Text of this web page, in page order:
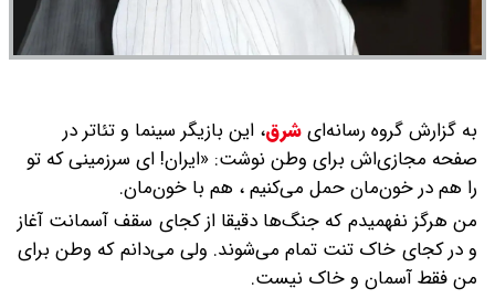
به گزارش گروه رسانه‌ایشرق، این بازیگر سینما و تئاتر در
صفحه مجازی‌اش برای وطن نوشت: «ایران!‌ ای سرزمینی که تو
را هم در خون‌مان حمل می‌کنیم ، هم با خون‌مان.
من هرگز نفهمیدم که جنگ‌ها دقیقا از کجای سقف آسمانت آغاز
و در کجای خاک تنت تمام می‌شوند. ولی می‌دانم که وطن برای
من فقط آسمان و خاک نیست.